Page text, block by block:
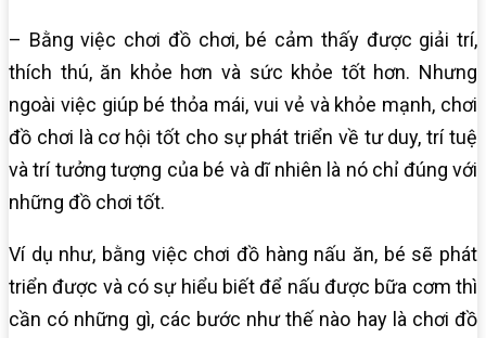
– Bằng việc chơi đồ chơi, bé cảm thấy được giải trí,
thích thú, ăn khỏe hơn và sức khỏe tốt hơn. Nhưng
ngoài việc giúp bé thỏa mái, vui vẻ và khỏe mạnh, chơi
đồ chơi là cơ hội tốt cho sự phát triển về tư duy, trí tuệ
và trí tưởng tượng của bé và dĩ nhiên là nó chỉ đúng với
những đồ chơi tốt.
Ví dụ như, bằng việc chơi đồ hàng nấu ăn, bé sẽ phát
triển được và có sự hiểu biết để nấu được bữa cơm thì
cần có những gì, các bước như thế nào hay là chơi đồ